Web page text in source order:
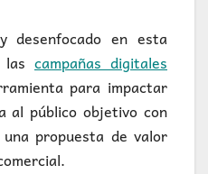
desenfocado en esta
campañas digitales
para impactar
al público objetivo con
propuesta de valor